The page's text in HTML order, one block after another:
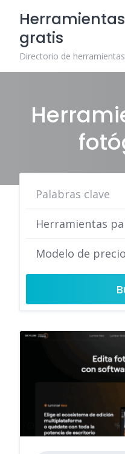
contentgratis
Directorio de
Herramientas
Modelo de